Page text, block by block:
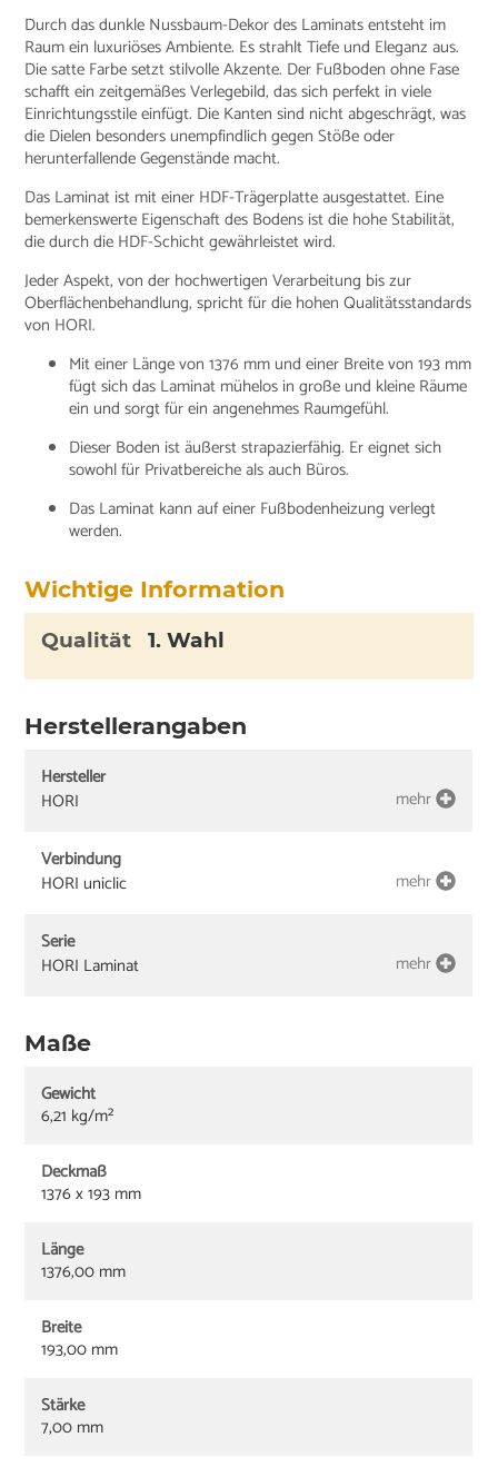
Durch das dunkle Nussbaum-Dekor des Laminats entsteht im
Raum ein luxuriöses Ambiente. Es strahlt Tiefe und Eleganz aus.
Die satte Farbe setzt stilvolle Akzente. Der Fußboden ohne Fase
schafft ein zeitgemäßes Verlegebild, das sich perfekt in viele
Einrichtungsstile einfügt. Die Kanten sind nicht abgeschrägt, was
die Dielen besonders unempfindlich gegen Stöße oder
herunterfallende Gegenstände macht.
Das Laminat ist mit einer HDF-Trägerplatte ausgestattet. Eine
bemerkenswerte Eigenschaft des Bodens ist die hohe Stabilität,
die durch die HDF-Schicht gewährleistet wird.
Jeder Aspekt, von der hochwertigen Verarbeitung bis zur
Oberflächenbehandlung, spricht für die hohen Qualitätsstandards
von HORI.
Mit einer Länge von 1376 mm und einer Breite von 193 mm
fügt sich das Laminat mühelos in große und kleine Räume
ein und sorgt für ein angenehmes Raumgefühl.
Dieser Boden ist äußerst strapazierfähig. Er eignet sich
sowohl für Privatbereiche als auch Büros.
Das Laminat kann auf einer Fußbodenheizung verlegt
werden.
Wichtige Information
Qualität 1. Wahl
Herstellerangaben
Hersteller
HORI
mehr
Verbindung
HORI uniclic
mehr
Serie
HORI Laminat
mehr
Maße
Gewicht
6,21 kg/m²
Deckmaß
1376 x 193 mm
Länge
1376,00 mm
Breite
193,00 mm
Stärke
7,00 mm